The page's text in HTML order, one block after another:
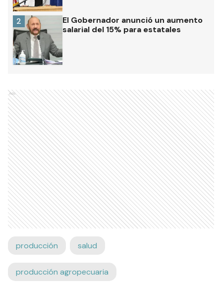
El Gobernador anunció un aumento
salarial del 15% para estatales
2
Ads
producción salud
producción agropecuaria